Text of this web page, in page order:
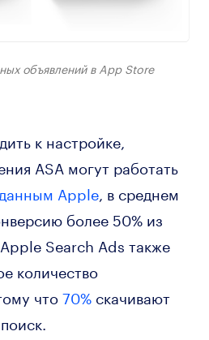
объявлений в App Store
к настройке,
ASA могут работать
Apple, в среднем
более 50% из
Search Ads также
количество
что70%скачивают